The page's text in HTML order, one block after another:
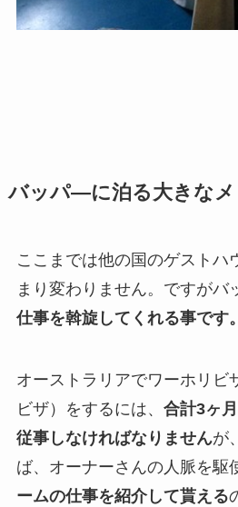
バッパ―に泊る大きなメ
ここまでは他の国のゲストハ
まり変わりません。ですがバ
仕事を斡旋してくれる事です。
オーストラリアでワーホリビ
ビザ）をするには、 合計3ヶ
従事しなければなりませんが
ば、オーナーさんの人脈を駆
ームの仕事を紹介して貰える